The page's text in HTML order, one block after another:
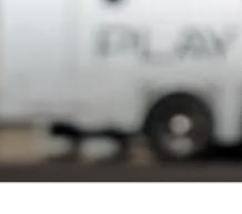
ツ
ス